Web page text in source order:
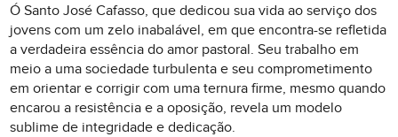
Ó Santo José Cafasso, que dedicou sua vida ao serviço dos
jovens com um zelo inabalável, em que encontra-se refletida
a verdadeira essência do amor pastoral. Seu trabalho em
meio a uma sociedade turbulenta e seu comprometimento
em orientar e corrigir com uma ternura firme, mesmo quando
encarou a resistência e a oposição, revela um modelo
sublime de integridade e dedicação.